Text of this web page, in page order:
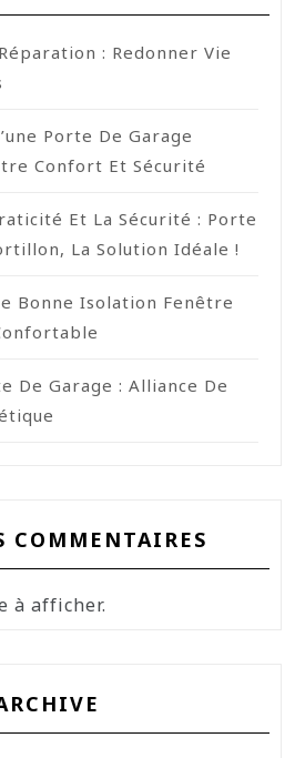
: Redonner Vie
Porte De Garage
Confort Et Sécurité
Et La Sécurité : Porte
La Solution Idéale !
Bonne Isolation Fenêtre
De Garage : Alliance De
COMMENTAIRES
à afficher.